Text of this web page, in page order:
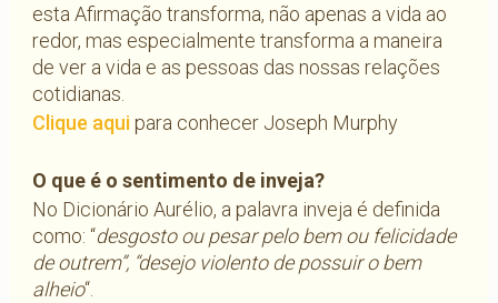
esta Afirmação transforma, não apenas a vida ao
redor, mas especialmente transforma a maneira
de ver a vida e as pessoas das nossas relações
cotidianas.
Clique aquipara conhecer Joseph Murphy
O que é o sentimento de inveja?
No Dicionário Aurélio, a palavra inveja é definida
como: “desgosto ou pesar pelo bem ou felicidade
de outrem”, “desejo violento de possuir o bem
alheio“.